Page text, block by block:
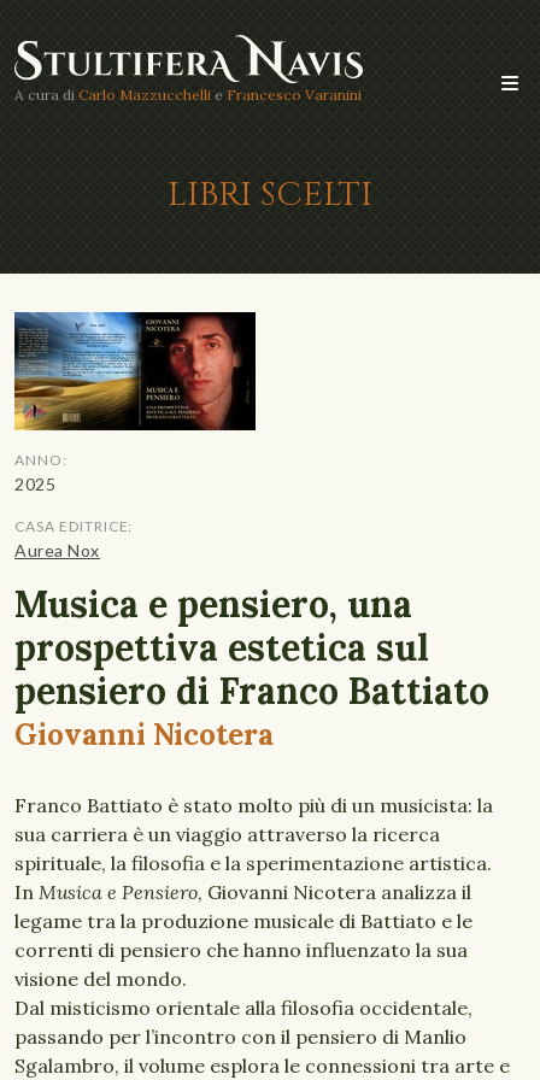
A cura di Carlo Mazzucchelli e Francesco Varanini
LIBRI SCELTI
ANNO:
2025
CASA EDITRICE:
Aurea Nox
Musica e pensiero, una
prospettiva estetica sul
pensiero di Franco Battiato
Giovanni Nicotera
Franco Battiato è stato molto più di un musicista: la
sua carriera è un viaggio attraverso la ricerca
spirituale, la filosofia e la sperimentazione artistica.
In Musica e Pensiero, Giovanni Nicotera analizza il
legame tra la produzione musicale di Battiato e le
correnti di pensiero che hanno influenzato la sua
visione del mondo.
Dal misticismo orientale alla filosofia occidentale,
passando per l’incontro con il pensiero di Manlio
Sgalambro, il volume esplora le connessioni tra arte e